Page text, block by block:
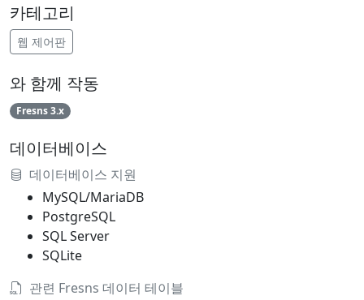
카테고리
웹 제어판
와 함께 작동
Fresns 3.x
데이터베이스
데이터베이스 지원
MySQL/MariaDB
PostgreSQL
SQL Server
SQLite
관련 Fresns 데이터 테이블